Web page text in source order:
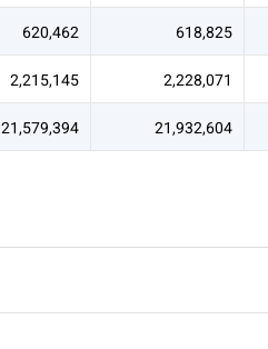
618,825
620,462
2,228,071
2,215,145
21,932,604
21,579,394